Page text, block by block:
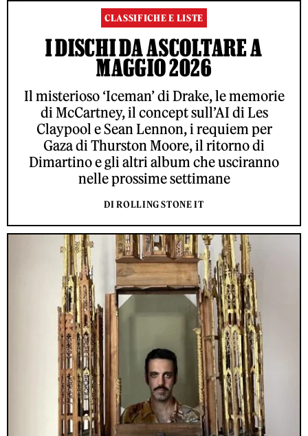
CLASSIFICHE E LISTE
I DISCHI DA ASCOLTARE A
MAGGIO 2026
Il misterioso ‘Iceman’ di Drake, le memorie
di McCartney, il concept sull’AI di Les
Claypool e Sean Lennon, i requiem per
Gaza di Thurston Moore, il ritorno di
Dimartino e gli altri album che usciranno
nelle prossime settimane
DI ROLLING STONE IT